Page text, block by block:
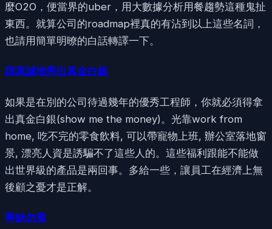
麼O2O，便當界的uber，用大數據分析用餐趨勢這種鬼扯
東西。就算公司的roadmap裡真的有沾到以上這些名詞，
也請用簡單明暸的白話轉譯一下。
請真誠地秀出真金白銀
如果是在別的公司待過幾年的優秀工程師，你就必須得拿
出真金白銀(show me the money)。光靠work from
home, 吃不完的零食飲料, 可以帶寵物上班, 辦公室落地窗
景, 漂亮人資是誘騙不了這些人的。這些福利跟能不能做
出世界級的產品是兩回事。多給一些，讓員工在經濟上無
後顧之憂才是正解。
寧缺勿濫